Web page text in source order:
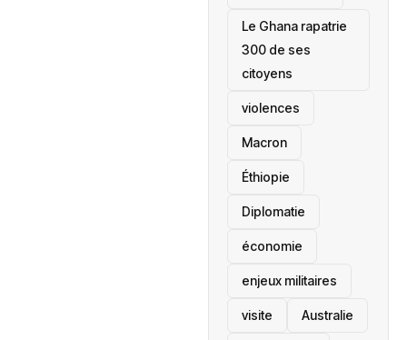
Le Ghana rapatrie
300 de ses
citoyens
violences
Macron
Éthiopie
Diplomatie
économie
enjeux militaires
visite ‎Australie